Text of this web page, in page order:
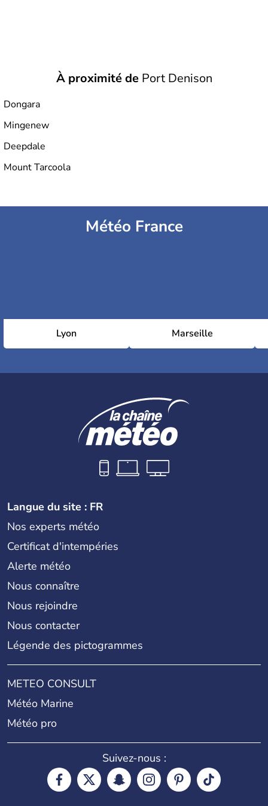
À proximité dePort Denison
Dongara
Mingenew
Deepdale
Mount Tarcoola
Météo France
Lyon Marseille
Langue du site : FR
Nos experts météo
Certificat d'intempéries
Alerte météo
Nous connaître
Nous rejoindre
Nous contacter
Légende des pictogrammes
METEO CONSULT
Météo Marine
Météo pro
Suivez-nous :